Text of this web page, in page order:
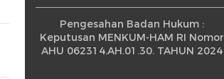
Pengesahan Badan Hukum :
Keputusan MENKUM-HAM RI Nomor
AHU 062314.AH.01.30. TAHUN 2024